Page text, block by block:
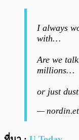
I always
with…
Are we
millions…
or just
—